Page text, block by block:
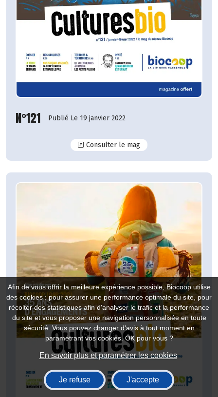
Afin de vous offrir la meilleure expérience possible, Biocoop utilise
des cookies : pour assurer une performance optimale du site, pour
récolter des statistiques afin d'analyser le trafic et la performance
du site et vous proposer une navigation personnalisée en toute
sécurité. Vous pouvez changer d'avis à tout moment en
paramétrant vos cookies. OK pour vous ?
En savoir plus et paramétrer les cookies
Je refuse J'accepte
N°121 Publié Le 19 janvier 2022
Consulter le magN°121